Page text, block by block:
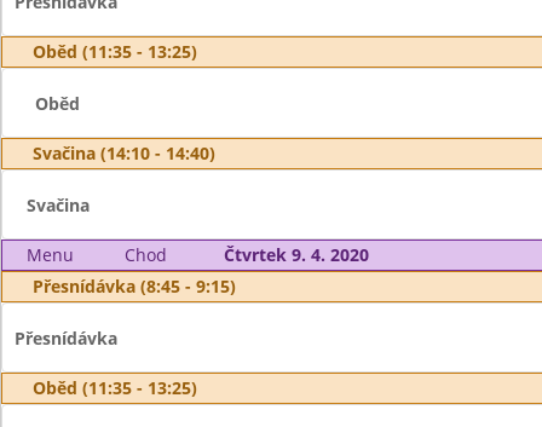
Oběd (11:35 - 13:25)
Oběd
Svačina (14:10 - 14:40)
Svačina
Menu Chod
Čtvrtek 9. 4. 2020
Přesnídávka (8:45 - 9:15)
Přesnídávka
Oběd (11:35 - 13:25)